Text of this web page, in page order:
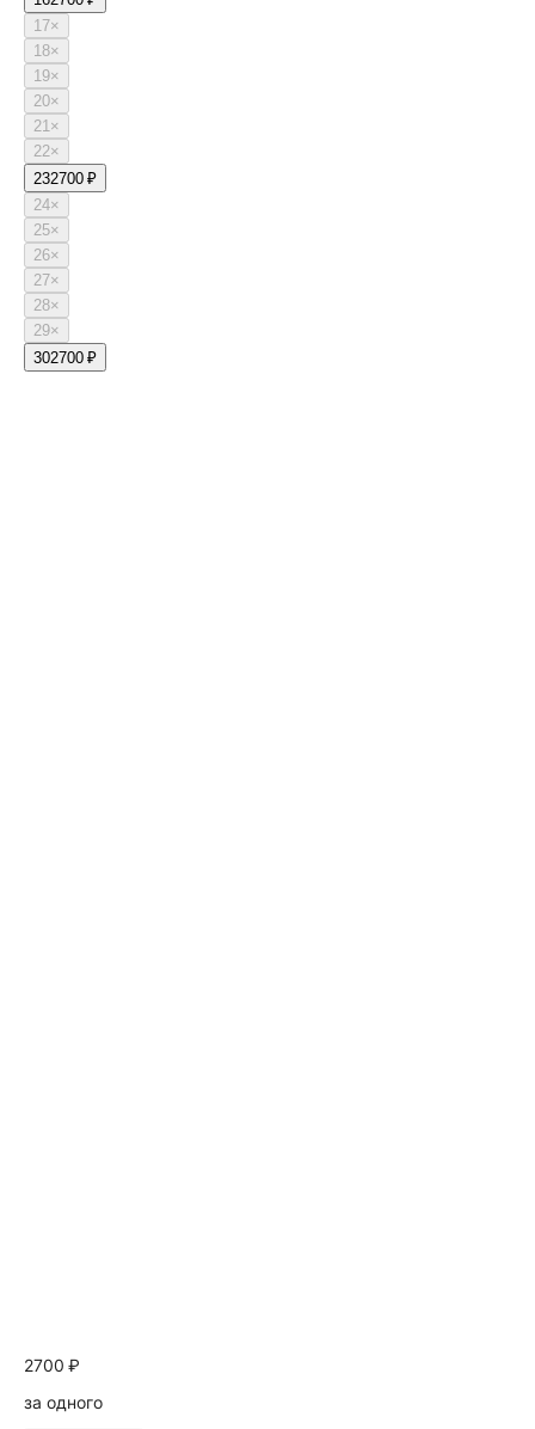
17×
18×
19×
20×
21×
22×
232700 ₽
24×
25×
26×
27×
28×
29×
302700 ₽
2700 ₽
за одного